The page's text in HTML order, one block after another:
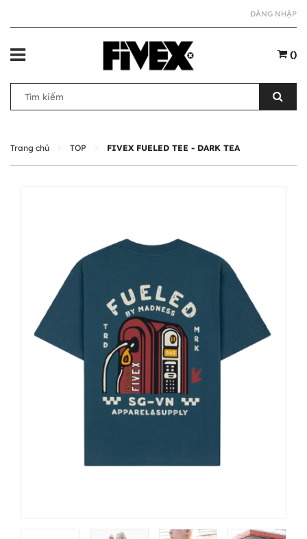
ĐĂNG NHẬP
()
Trang chủ TOP FIVEX FUELED TEE - DARK TEA